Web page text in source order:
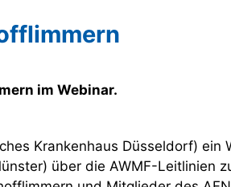
im Webinar.
Krankenhaus Düsseldorf)
über die AWMF-Leitlinien